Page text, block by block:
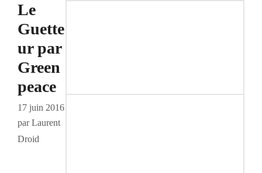
Le
Guette
ur par
Green
peace
17 juin 2016
parLaurent
Droid